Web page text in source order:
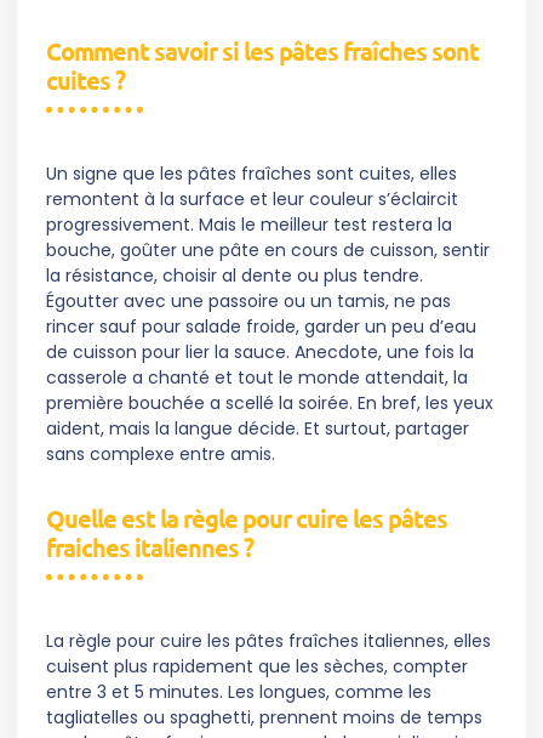
Comment savoir si les pâtes fraîches sont
cuites ?
Un signe que les pâtes fraîches sont cuites, elles
remontent à la surface et leur couleur s’éclaircit
progressivement. Mais le meilleur test restera la
bouche, goûter une pâte en cours de cuisson, sentir
la résistance, choisir al dente ou plus tendre.
Égoutter avec une passoire ou un tamis, ne pas
rincer sauf pour salade froide, garder un peu d’eau
de cuisson pour lier la sauce. Anecdote, une fois la
casserole a chanté et tout le monde attendait, la
première bouchée a scellé la soirée. En bref, les yeux
aident, mais la langue décide. Et surtout, partager
sans complexe entre amis.
Quelle est la règle pour cuire les pâtes
fraiches italiennes ?
La règle pour cuire les pâtes fraîches italiennes, elles
cuisent plus rapidement que les sèches, compter
entre 3 et 5 minutes. Les longues, comme les
tagliatelles ou spaghetti, prennent moins de temps